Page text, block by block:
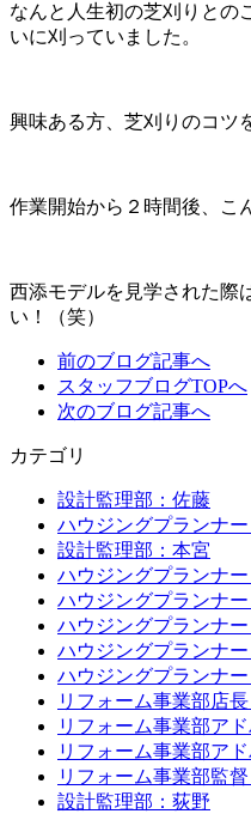
なんと人生初の芝刈りとの
いに刈っていました。
興味ある方、芝刈りのコツ
作業開始から２時間後、こ
西添モデルを見学された際
い！（笑）
前のブログ記事へ
スタッフブログTOPへ
次のブログ記事へ
カテゴリ
設計監理部：佐藤
ハウジングプランナ
設計監理部：本宮
ハウジングプランナ
ハウジングプランナ
ハウジングプランナ
ハウジングプランナ
ハウジングプランナ
リフォーム事業部店長
リフォーム事業部ア
リフォーム事業部ア
リフォーム事業部監
設計監理部：荻野